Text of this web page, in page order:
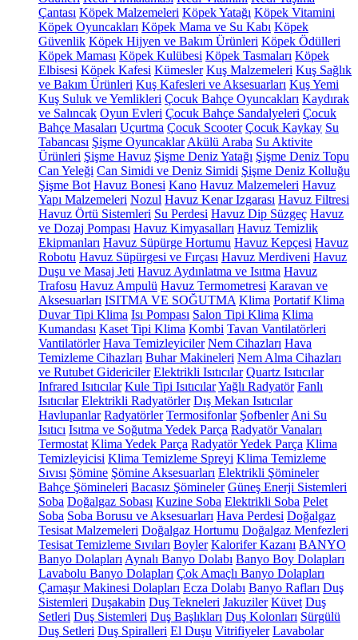
Çantası Köpek Malzemeleri Köpek Yatağı Köpek Vitamini
Köpek Oyuncakları Köpek Mama ve Su Kabı Köpek
Güvenlik Köpek Hijyen ve Bakım Ürünleri Köpek Ödülleri
Köpek Maması Köpek Kulübesi Köpek Tasmaları Köpek
Elbisesi Köpek Kafesi Kümesler Kuş Malzemeleri Kuş Sağlık
ve Bakım Ürünleri Kuş Kafesleri ve Aksesuarları Kuş Yemi
Kuş Suluk ve Yemlikleri Çocuk Bahçe Oyuncakları Kaydırak
ve Salıncak Oyun Evleri Çocuk Bahçe Sandalyeleri Çocuk
Bahçe Masaları Uçurtma Çocuk Scooter Çocuk Kaykay Su
Tabancası Şişme Oyuncaklar Akülü Araba Su Aktivite
Ürünleri Şişme Havuz Şişme Deniz Yatağı Şişme Deniz Topu
Can Yeleği Can Simidi ve Deniz Simidi Şişme Deniz Kolluğu
Şişme Bot Havuz Bonesi Kano Havuz Malzemeleri Havuz
Yapı Malzemeleri Nozul Havuz Kenar Izgarası Havuz Filtresi
Havuz Örtü Sistemleri Su Perdesi Havuz Dip Süzgeç Havuz
ve Dozaj Pompası Havuz Kimyasalları Havuz Temizlik
Ekipmanları Havuz Süpürge Hortumu Havuz Kepçesi Havuz
Robotu Havuz Süpürgesi ve Fırçası Havuz Merdiveni Havuz
Duşu ve Masaj Jeti Havuz Aydınlatma ve Isıtma Havuz
Trafosu Havuz Ampulü Havuz Termometresi Karavan ve
Aksesuarları ISITMA VE SOĞUTMA Klima Portatif Klima
Duvar Tipi Klima Isı Pompası Salon Tipi Klima Klima
Kumandası Kaset Tipi Klima Kombi Tavan Vantilatörleri
Vantilatörler Hava Temizleyiciler Nem Cihazları Hava
Temizleme Cihazları Buhar Makineleri Nem Alma Cihazları
ve Rutubet Gidericiler Elektrikli Isıtıcılar Quartz Isıtıcılar
Infrared Isıtıcılar Kule Tipi IsıtıcılarYağlı Radyatör Fanlı
Isıtıcılar Elektrikli Radyatörler Dış Mekan Isıtıcılar
Havlupanlar Radyatörler Termosifonlar Şofbenler Ani Su
Isıtıcı Isıtma ve Soğutma Yedek Parça Radyatör Vanaları
Termostat Klima Yedek Parça Radyatör Yedek Parça Klima
Temizleyicisi Klima Temizleme Spreyi Klima Temizleme
Sıvısı Şömine Şömine Aksesuarları Elektrikli Şömineler
Bahçe Şömineleri Bacasız Şömineler Güneş Enerji Sistemleri
Soba Doğalgaz Sobası Kuzine Soba Elektrikli Soba Pelet
Soba Soba Borusu ve Aksesuarları Hava Perdesi Doğalgaz
Tesisat Malzemeleri Doğalgaz Hortumu Doğalgaz Menfezleri
Tesisat Temizleme Sıvıları Boyler Kalorifer Kazanı BANYO
Banyo Dolapları Aynalı Banyo Dolabı Banyo Boy Dolapları
Lavabolu Banyo Dolapları Çok Amaçlı Banyo Dolapları
Çamaşır Makinesi Dolapları Ecza Dolabı Banyo Rafları Duş
Sistemleri Duşakabin Duş Tekneleri Jakuziler Küvet Duş
Setleri Duş Sistemleri Duş Başlıkları Duş Kolonları Sürgülü
Duş Setleri Duş Spiralleri El Duşu Vitrifiyeler Lavabolar